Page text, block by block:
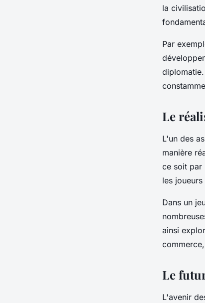
la
Par
Le
L'un des
manière
ce soit par
les joueurs
Dans un
ainsi
Le
L'avenir